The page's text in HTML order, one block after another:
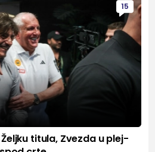
15
titula, Zvezda u plej-